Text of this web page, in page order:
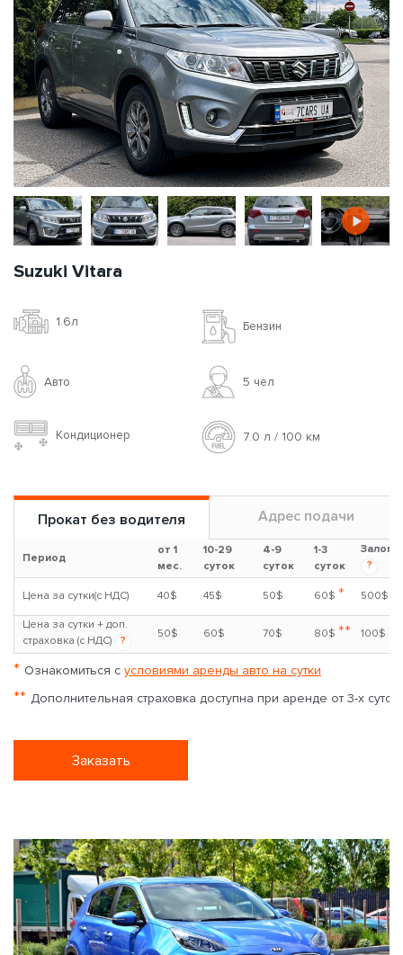
Suzuki Vitara
1.6л Бензин
Авто 5 чел
Кондиционер 7.0 л / 100 км
Прокат без водителя Адрес подачи
Период
от 1
мес.
10-29
суток
4-9
суток
1-3
суток
Залог
?
Цена за сутки(с НДС) 40$ 45$ 50$ 60$ * 500$
Цена за сутки + доп.
страховка (с НДС)
?
50$ 60$ 70$ 80$ ** 100$
* Ознакомиться с условиями аренды авто на сутки
** Дополнительная страховка доступна при аренде от 3-х суток
Заказать